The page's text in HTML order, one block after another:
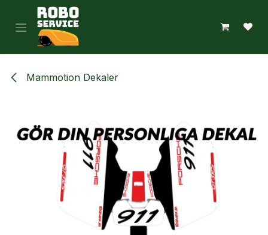
Hoppa till innehåll
Mammotion Dekaler